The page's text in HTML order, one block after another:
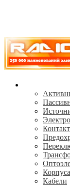
Кабели